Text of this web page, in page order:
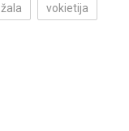
vokietija